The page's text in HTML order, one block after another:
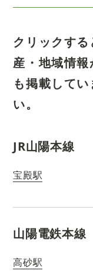
クリックす
産・地域情報
も掲載して
い。
JR山陽本線
宝殿駅
山陽電鉄本線
高砂駅